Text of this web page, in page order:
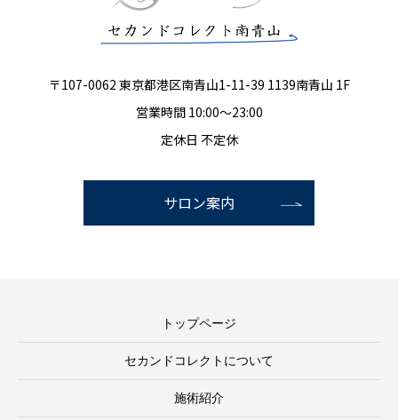
〒107-0062 東京都港区南青山1-11-39 1139南青山 1F
営業時間 10:00～23:00
定休日 不定休
サロン案内
トップページ
セカンドコレクトについて
施術紹介